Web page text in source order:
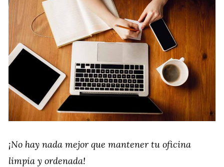
¡No hay nada mejor que mantener tu oficina
limpia y ordenada!